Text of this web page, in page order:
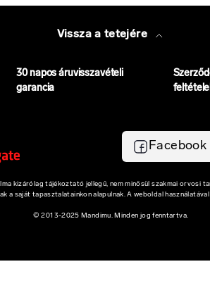
Vissza a tetejére
30 napos áruvisszavételi
garancia
Facebook
kizárólag tájékoztató jellegű, nem minősül szakmai orvosi
a saját tapasztalatainkon alapulnak. A weboldal
© 2013-2025 Mandimu. Minden jog fenntartva.